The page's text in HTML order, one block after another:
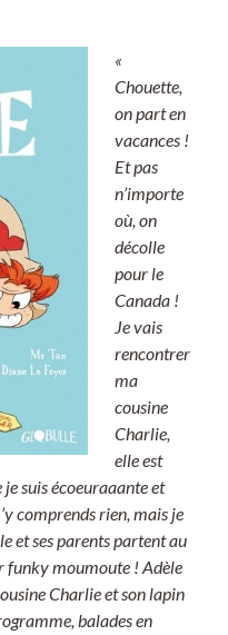
«
Chouette,
on part en
vacances !
Et pas
n’importe
où, on
décolle
pour le
Canada !
Je vais
rencontrer
ma
cousine
Charlie,
elle est
suis écoeuraaante et
comprends rien, mais je
et ses parents partent au
funky moumoute ! Adèle
Charlie et son lapin
balades en